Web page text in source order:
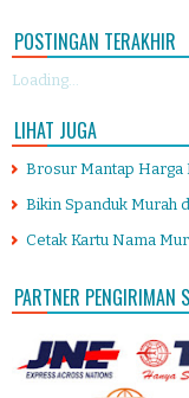
POSTINGAN TERAKHIR
Loading...
LIHAT JUGA
Brosur Mantap Harga
Bikin Spanduk Murah
Cetak Kartu Nama
PARTNER PENGIRIMAN